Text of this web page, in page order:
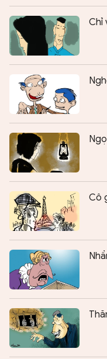
Chia sẻ:
Chỉ
Cô